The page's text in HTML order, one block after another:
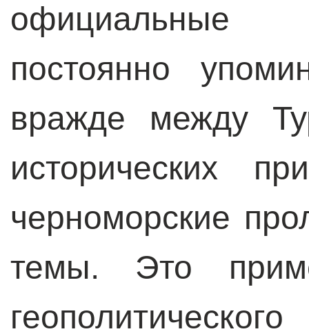
постоянно
вражде между
исторических
черноморские
темы. Это